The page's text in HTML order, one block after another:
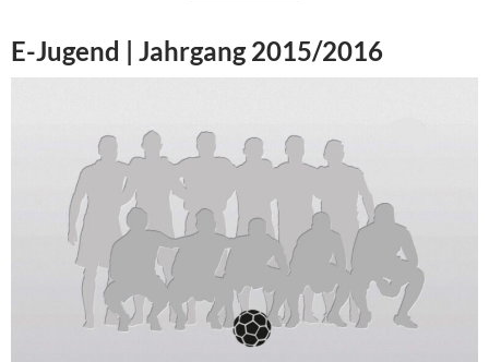
E-Jugend | Jahrgang 2015/2016